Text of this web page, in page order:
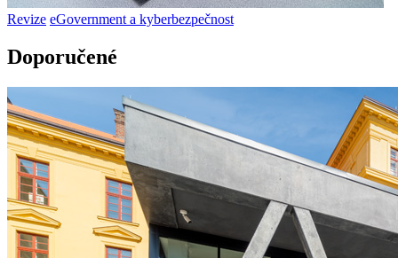
Revize eGovernment a kyberbezpečnost
Doporučené